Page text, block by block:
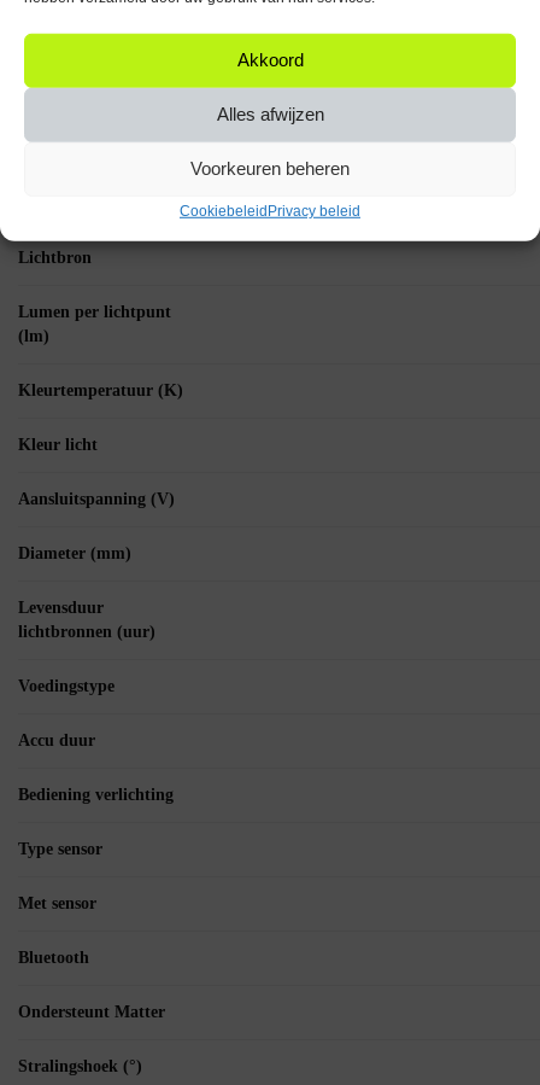
Akkoord
Alles afwijzen
Voorkeuren beheren
CookiebeleidPrivacy beleid
Lichtbron
Lumen per lichtpunt
(lm)
Kleurtemperatuur (K)
Kleur licht
Aansluitspanning (V)
Diameter (mm)
Levensduur
lichtbronnen (uur)
Voedingstype
Accu duur
Bediening verlichting
Type sensor
Met sensor
Bluetooth
Ondersteunt Matter
Stralingshoek (°)